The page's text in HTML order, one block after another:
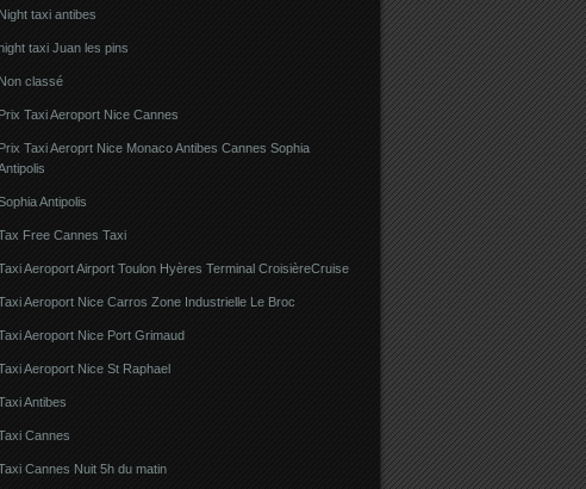
Night taxi antibes
taxi Juan les pins
Non classé
Prix Taxi Aeroport Nice Cannes
Prix Taxi Aeroprt Nice Monaco Antibes Cannes Sophia
Antipolis
Free Cannes Taxi
Aeroport Airport Toulon Hyères Terminal CroisièreCruise
Aeroport Nice Carros Zone Industrielle Le Broc
Aeroport Nice Port Grimaud
Aeroport Nice St Raphael
Antibes
Cannes
Cannes Nuit 5h du matin